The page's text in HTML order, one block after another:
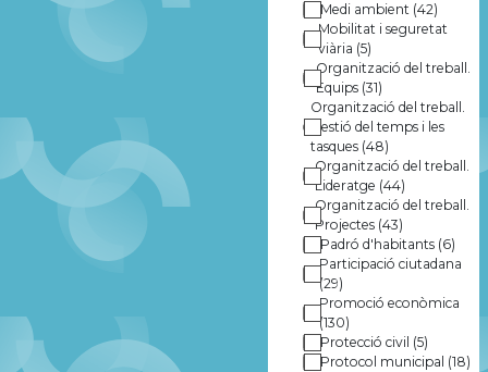
Medi ambient (42)
Mobilitat i seguretat
viària (5)
Organització del treball.
Equips (31)
Organització del treball.
Gestió del temps i les
tasques (48)
Organització del treball.
Lideratge (44)
Organització del treball.
Projectes (43)
Padró d'habitants (6)
Participació ciutadana
(29)
Promoció econòmica
(130)
Protecció civil (5)
Protocol municipal (18)